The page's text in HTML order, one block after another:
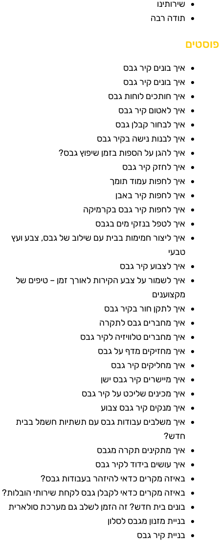
שירותינו
תודה רבה
איך בונים קיר גבס
איך בונים קיר גבס
איך חותכים לוחות גבס
איך לאטום קיר גבס
איך לבחור קבלן גבס
איך לבנות נישה בקיר גבס
איך להגן על הספות בזמן שיפוץ גבס?
איך לחזק קיר גבס
איך לחפות עמוד תומך
איך לחפות קיר באבן
איך לחפות קיר גבס בקרמיקה
איך לטפל בנזקי מים בגבס
איך ליצור חמימות בבית עם שילוב של גבס, צבע ועץ
טבעי
איך לצבוע קיר גבס
איך לשמור על צבע הקירות לאורך זמן – טיפים של
מקצוענים
איך לתקן חור בקיר גבס
איך מחברים גבס לתקרה
איך מחברים טלוויזיה לקיר גבס
איך מחזיקים מדף על גבס
איך מחליקים קיר גבס
איך מיישרים קיר גבס ישן
איך מכינים שליכט על קיר גבס
איך מנקים קיר גבס צבוע
איך משלבים עבודות גבס עם תשתיות חשמל בבית
חדש?
איך מתקינים תקרה מגבס
איך עושים בידוד לקיר גבס
באיזה מקרים כדאי להיזהר בעבודות גבס?
באיזה מקרים כדאי לקבלן גבס לקחת שירותי הובלות?
בונים בית חדש? זה הזמן לשלב גם מערכת סולארית
בניית מזנון מגבס לסלון
בניית קיר גבס